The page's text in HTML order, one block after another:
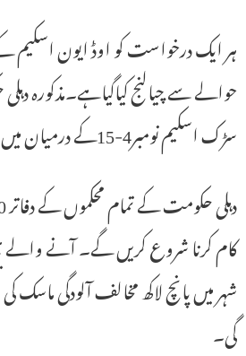
ہر ایک درخواست کو اوڈ ایون
حوالے سے چیالنج کیاگیاہے۔مذکورہ
سڑک اسکیم نومبر4-15کے درمیان میں چلائی گئی تھی۔
کام کرنا شروع کریں گے۔ آنے والے
شہر میں پانچ لاکھ مخالف آلودگی ماسک
گی۔